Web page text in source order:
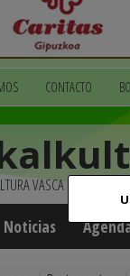
CONTACTO
VASCA
Noticias